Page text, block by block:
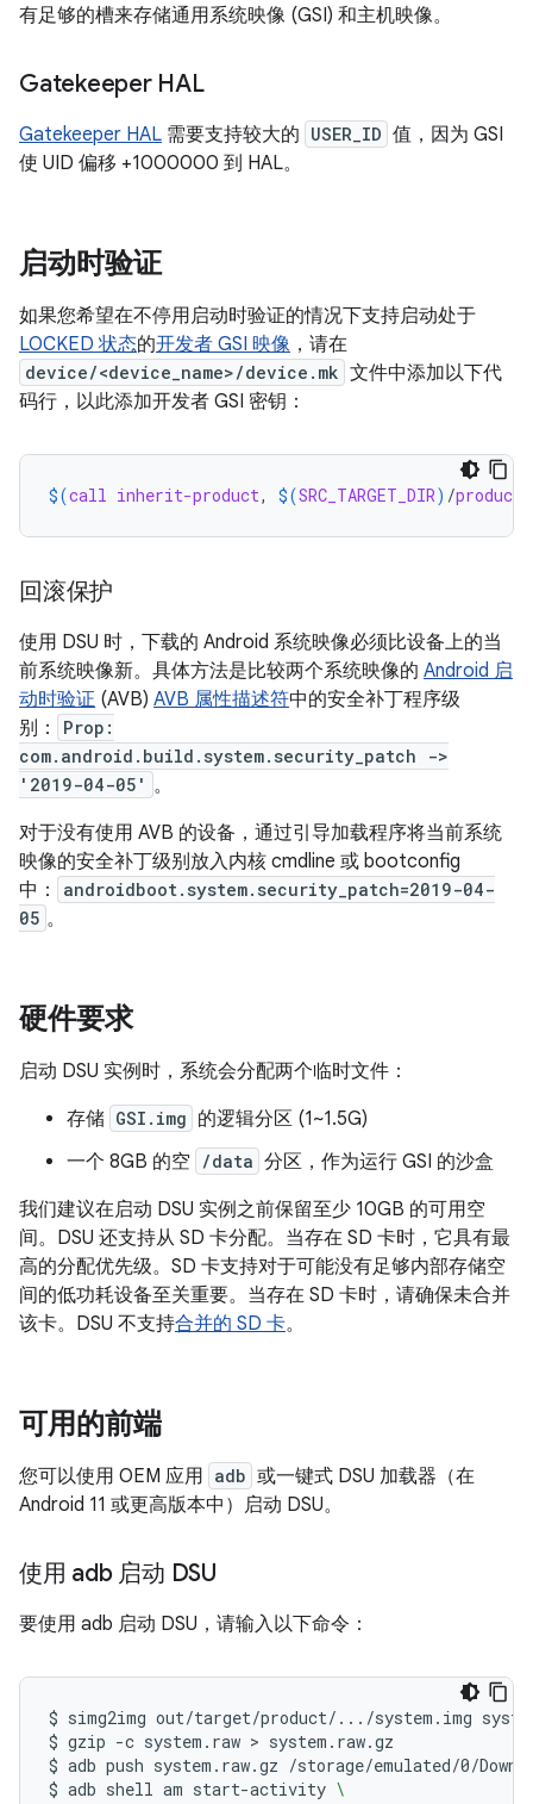
有足够的槽来存储通用系统映像 (GSI) 和主机映像。
Gatekeeper HAL
Gatekeeper HAL 需要支持较大的 USER_ID 值，因为 GSI
使 UID 偏移 +1000000 到 HAL。
启动时验证
如果您希望在不停用启动时验证的情况下支持启动处于
LOCKED 状态的开发者 GSI 映像 ，请在
device/<device_name>/device.mk 文件中添加以下代
码行，以此添加开发者 GSI 密钥：
$(call inherit-product, $(SRC_TARGET_DIR) /product
回滚保护
使用 DSU 时，下载的 Android 系统映像必须比设备上的当
前系统映像新。具体方法是比较两个系统映像的 Android 启
动时验证 (AVB) AVB 属性描述符中的安全补丁程序级
别：
Prop:
com.android.build.system.security_patch ->
'2019-04-05' 。
对于没有使用 AVB 的设备，通过引导加载程序将当前系统
映像的安全补丁级别放入内核 cmdline 或 bootconfig
中：
androidboot.system.security_patch=2019-04-
05 。
硬件要求
启动 DSU 实例时，系统会分配两个临时文件：
存储 GSI.img 的逻辑分区 (1~1.5G)
一个 8GB 的空
/data 分区，作为运行 GSI 的沙盒
我们建议在启动 DSU 实例之前保留至少 10GB 的可用空
间。DSU 还支持从 SD 卡分配。当存在 SD 卡时，它具有最
高的分配优先级。SD 卡支持对于可能没有足够内部存储空
间的低功耗设备至关重要。当存在 SD 卡时，请确保未合并
该卡。DSU 不支持合并的 SD 卡。
可用的前端
您可以使用 OEM 应用 adb 或一键式 DSU 加载器（在
Android 11 或更高版本中）启动 DSU。
使用 adb 启动 DSU
要使用 adb 启动 DSU，请输入以下命令：
$ simg2img out/target/product/.../system.img
$ gzip -c system.raw > system.raw.gz
$ adb push system.raw.gz /storage/emulated/0/
$ adb shell am start-activity \